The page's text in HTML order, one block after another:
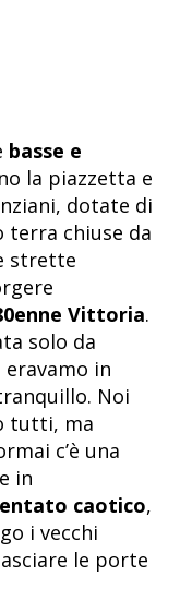
basse e
la piazzetta e
dotate di
terra chiuse da
strette
Vittoria.
solo da
in
Noi
tutti, ma
c’è una
in
caotico,
i vecchi
le porte